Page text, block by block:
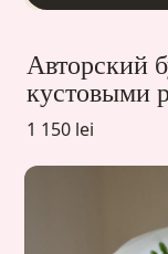
Авторский
кустовыми
1 150 lei